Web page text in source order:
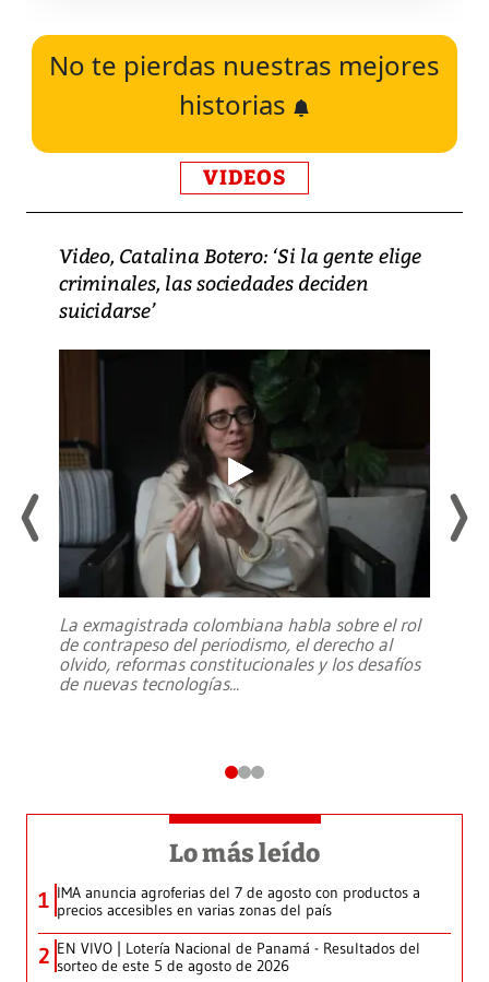
No te pierdas nuestras mejores
historias
VIDEOS
Video, Catalina Botero: ‘Si la gente elige
criminales, las sociedades deciden
suicidarse’
La exmagistrada colombiana habla sobre el rol
de contrapeso del periodismo, el derecho al
olvido, reformas constitucionales y los desafíos
de nuevas tecnologías...
Lo más leído
1 IMA anuncia agroferias del 7 de agosto con productos a
precios accesibles en varias zonas del país
2 EN VIVO | Lotería Nacional de Panamá - Resultados del
sorteo de este 5 de agosto de 2026